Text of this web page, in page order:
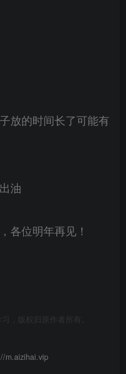
放的时间长了可能有
油
各位明年再见！
，版权归原作者所有。
m.aizihai.vip